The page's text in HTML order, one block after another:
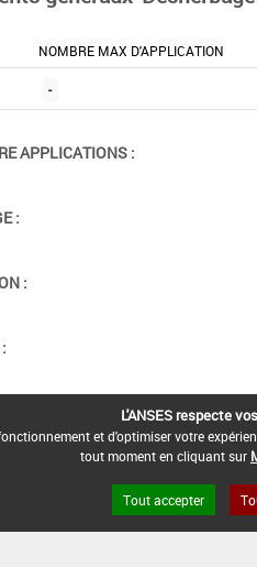
NOMBRE MAX D'APPLICATION
-
APPLICATIONS :
:
:
L'ANSES respecte
et d'optimiser votre
tout moment en cliquant sur
Tout accepter